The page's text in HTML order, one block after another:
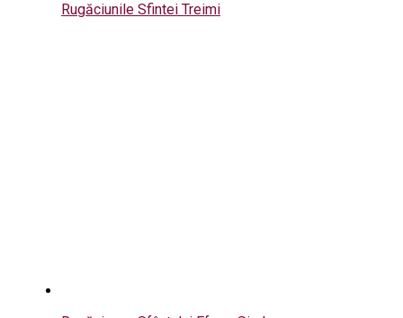
Rugăciunile Sfintei Treimi